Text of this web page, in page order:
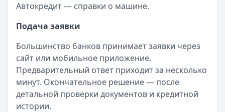
Автокредит — справки о машине.
Подача заявки
Большинство банков принимает заявки через
сайт или мобильное приложение.
Предварительный ответ приходит за несколько
минут. Окончательное решение — после
детальной проверки документов и кредитной
истории.